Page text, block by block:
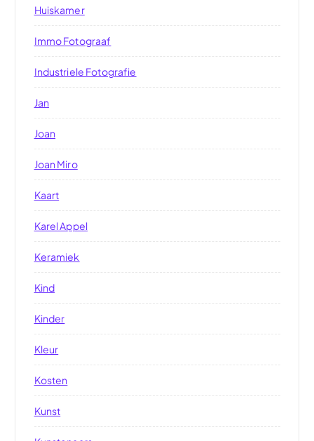
Huiskamer
Immo Fotograaf
Industriele Fotografie
Jan
Joan
Joan Miro
Kaart
Karel Appel
Keramiek
Kind
Kinder
Kleur
Kosten
Kunst